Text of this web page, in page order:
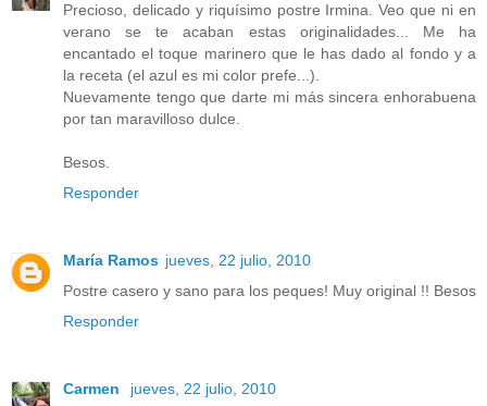
Precioso, delicado y riquísimo postre Irmina. Veo que ni en
verano se te acaban estas originalidades... Me ha
encantado el toque marinero que le has dado al fondo y a
la receta (el azul es mi color prefe...).
Nuevamente tengo que darte mi más sincera enhorabuena
por tan maravilloso dulce.
Besos.
Responder
María Ramos jueves, 22 julio, 2010
Postre casero y sano para los peques! Muy original !! Besos
Responder
Carmen
jueves, 22 julio, 2010